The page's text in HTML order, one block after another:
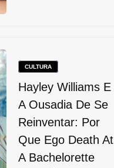
CULTURA
Hayley Williams E
A Ousadia De Se
Reinventar: Por
Que Ego Death At
A Bachelorette